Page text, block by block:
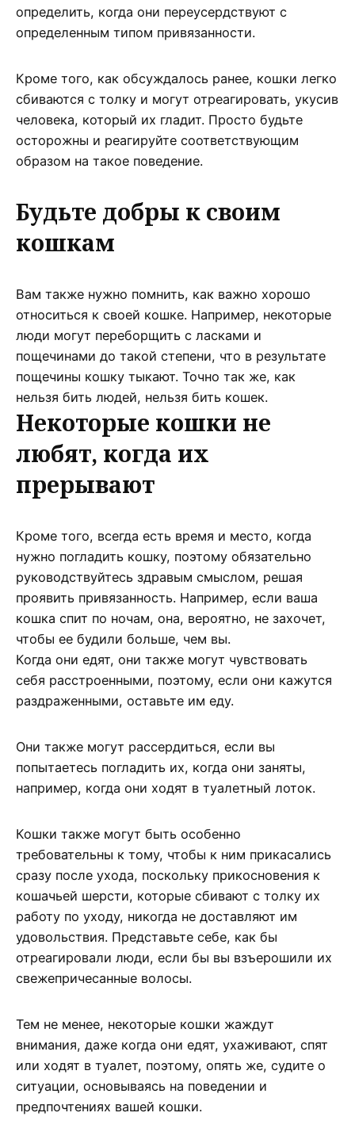
определить, когда они переусердствуют с
определенным типом привязанности.
Кроме того, как обсуждалось ранее, кошки легко
сбиваются с толку и могут отреагировать, укусив
человека, который их гладит. Просто будьте
осторожны и реагируйте соответствующим
образом на такое поведение.
Будьте добры к своим
кошкам
Вам также нужно помнить, как важно хорошо
относиться к своей кошке. Например, некоторые
люди могут переборщить с ласками и
пощечинами до такой степени, что в результате
пощечины кошку тыкают. Точно так же, как
нельзя бить людей, нельзя бить кошек.
Некоторые кошки не
любят, когда их
прерывают
Кроме того, всегда есть время и место, когда
нужно погладить кошку, поэтому обязательно
руководствуйтесь здравым смыслом, решая
проявить привязанность. Например, если ваша
кошка спит по ночам, она, вероятно, не захочет,
чтобы ее будили больше, чем вы.
Когда они едят, они также могут чувствовать
себя расстроенными, поэтому, если они кажутся
раздраженными, оставьте им еду.
Они также могут рассердиться, если вы
попытаетесь погладить их, когда они заняты,
например, когда они ходят в туалетный лоток.
Кошки также могут быть особенно
требовательны к тому, чтобы к ним прикасались
сразу после ухода, поскольку прикосновения к
кошачьей шерсти, которые сбивают с толку их
работу по уходу, никогда не доставляют им
удовольствия. Представьте себе, как бы
отреагировали люди, если бы вы взъерошили их
свежепричесанные волосы.
Тем не менее, некоторые кошки жаждут
внимания, даже когда они едят, ухаживают, спят
или ходят в туалет, поэтому, опять же, судите о
ситуации, основываясь на поведении и
предпочтениях вашей кошки.